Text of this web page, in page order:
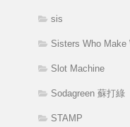
sis
Sisters Who Make
Slot Machine
Sodagreen 蘇打綠
STAMP